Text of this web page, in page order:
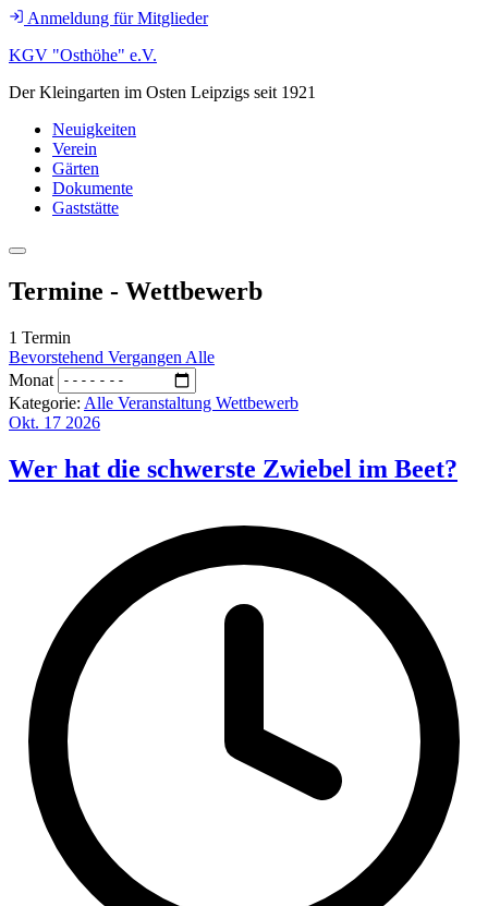
Anmeldung für Mitglieder
KGV "Osthöhe" e.V.
Der Kleingarten im Osten Leipzigs seit 1921
Neuigkeiten
Verein
Gärten
Dokumente
Gaststätte
Termine - Wettbewerb
1 Termin
Bevorstehend Vergangen Alle
Monat
Kategorie: Alle Veranstaltung Wettbewerb
Okt. 17 2026
Wer hat die schwerste Zwiebel im Beet?